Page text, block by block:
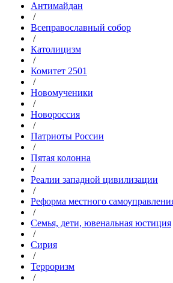
Антимайдан
/
Всеправославный собор
/
Католицизм
/
Комитет 2501
/
Новомученики
/
Новороссия
/
Патриоты России
/
Пятая колонна
/
Реалии западной цивилизации
/
Реформа местного
/
Семья, дети, ювенальная юстиция
/
Сирия
/
Терроризм
/